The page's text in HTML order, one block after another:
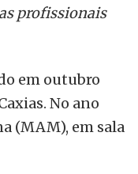
profissionais
em outubro
No ano
(MAM), em sala